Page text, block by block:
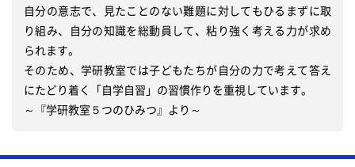
自分の意志で、見たことのない難題に対してもひるまずに取
り組み、自分の知識を総動員して、粘り強く考える力が求め
られます。
そのため、学研教室では子どもたちが自分の力で考えて答え
にたどり着く「自学自習」の習慣作りを重視しています。
～『学研教室５つのひみつ』より～